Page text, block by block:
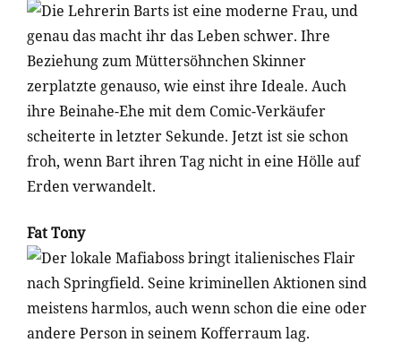
Die Lehrerin Barts ist eine moderne Frau, und
genau das macht ihr das Leben schwer. Ihre
Beziehung zum Müttersöhnchen Skinner
zerplatzte genauso, wie einst ihre Ideale. Auch
ihre Beinahe-Ehe mit dem Comic-Verkäufer
scheiterte in letzter Sekunde. Jetzt ist sie schon
froh, wenn Bart ihren Tag nicht in eine Hölle auf
Erden verwandelt.
Fat Tony
Der lokale Mafiaboss bringt italienisches Flair
nach Springfield. Seine kriminellen Aktionen sind
meistens harmlos, auch wenn schon die eine oder
andere Person in seinem Kofferraum lag.